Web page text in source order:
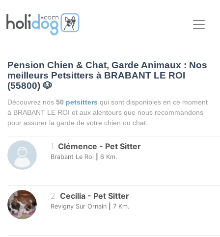
Pension Chien & Chat, Garde Animaux : Nos
meilleurs Petsitters à BRABANT LE ROI
(55800) 🐶
Découvrez nos 50 petsitters qui sont disponibles en ce moment
à BRABANT LE ROI et aux alentours que nous recommandons
pour assurer la garde de votre chien ou chat.
1. Clémence - Pet Sitter
Brabant Le Roi 6 Km.
2. Cecilia - Pet Sitter
Revigny Sur Ornain 7 Km.